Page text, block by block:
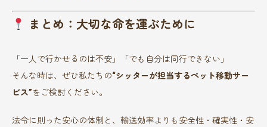
まとめ：大切な命を運ぶために
「一人で行かせるのは不安」「でも自分は同行できない」
そんな時は、ぜひ私たちの“シッターが担当するペット移動サー
ビス”をご検討ください。
法令に則った安心の体制と、輸送効率よりも安全性・確実性・安